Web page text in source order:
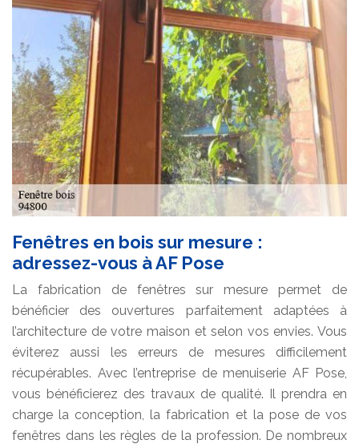
Fenêtres en bois sur mesure :
adressez-vous à AF Pose
La fabrication de fenêtres sur mesure permet de
bénéficier des ouvertures parfaitement adaptées à
l’architecture de votre maison et selon vos envies. Vous
éviterez aussi les erreurs de mesures difficilement
récupérables. Avec l’entreprise de menuiserie AF Pose,
vous bénéficierez des travaux de qualité. Il prendra en
charge la conception, la fabrication et la pose de vos
fenêtres dans les règles de la profession. De nombreux